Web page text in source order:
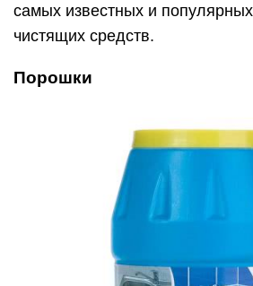
самых известных и популярных
чистящих средств.
Порошки